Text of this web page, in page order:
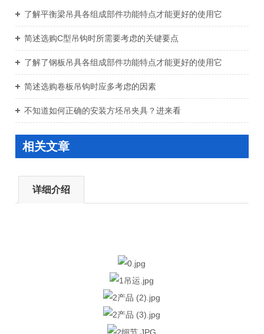
了解平衡梁吊具各组成部件功能特点才能更好的使用它
简述选购C型吊钩时所需要考虑的关键要点
了解了钢板吊具各组成部件功能特点才能更好的使用它
简述选购卷板吊钩时应多考虑的因素
不知道如何正确的安装方坯吊夹具？进来看
相关文章
详细介绍